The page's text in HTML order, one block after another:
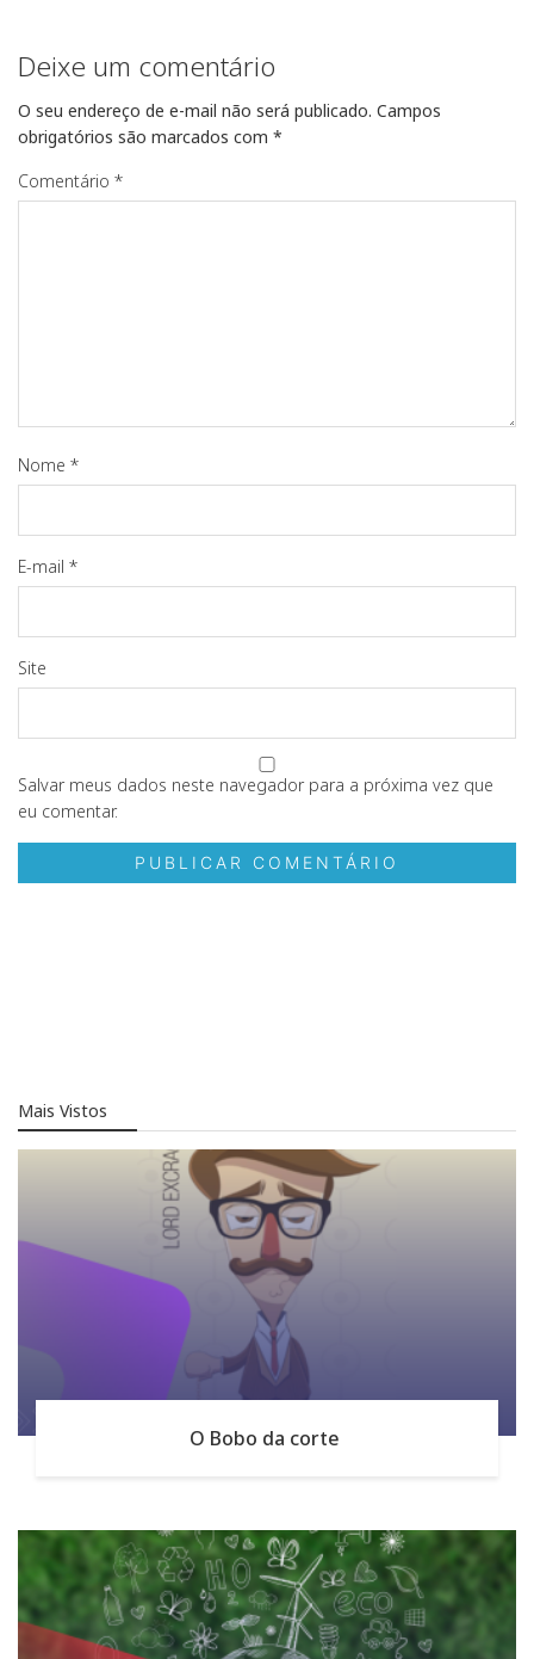
Deixe um comentário
O seu endereço de e-mail não será publicado. Campos
obrigatórios são marcados com *
Comentário *
Nome *
E-mail *
Site
Salvar meus dados neste navegador para a próxima vez que
eu comentar.
Mais Vistos
O Bobo da corte